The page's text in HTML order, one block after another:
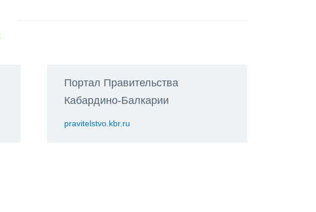
Портал Правительства
Кабардино-Балкарии
pravitelstvo.kbr.ru